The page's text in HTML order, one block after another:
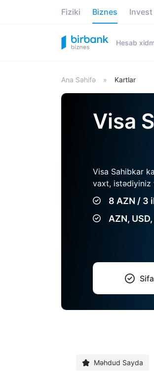
Fiziki Biznes Invest
Hesab
Ana Səhifə » Kartlar
Visa
Visa Sahibkar
vaxt, istədiyiniz
8 AZN / 3
AZN, USD,
Məhdud Sayda